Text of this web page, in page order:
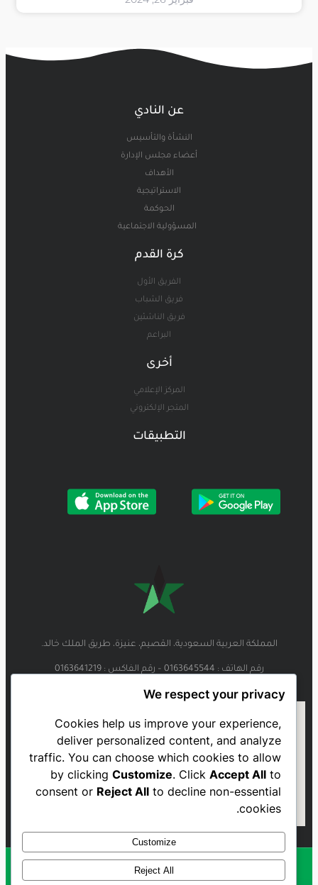
عن النادي
النشأة والتأسيس
أعضاء مجلس الإدارة
الأهداف
الاستراتيجية
الحوكمة
المسؤولية الاجتماعية
كرة القدم
الفريق الأول
فريق الشباب
فريق الناشئين
البراعم
أخرى
المركز الإعلامي
المتجر الإلكتروني
التطبيقات
المملكة العربية السعودية، القصيم، عنيزة، طريق الملك خالد.
رقم الهاتف : 0163645544 – رقم الفاكس : 0163641219
We respect your privacy
Cookies help us improve your experience,
deliver personalized content, and analyze
traffic. You can choose which cookies to allow
by clickingCustomize. ClickAccept All to
consent or Reject All to decline non-essential
cookies.
Customize
Reject All